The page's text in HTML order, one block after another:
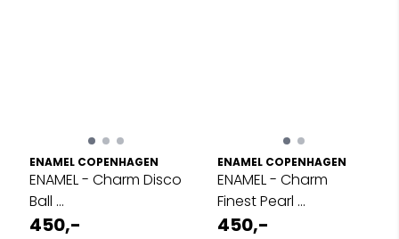
ENAMEL COPENHAGEN
ENAMEL - Charm Disco
Ball ...
450,-
ENAMEL COPENHAGEN
ENAMEL - Charm
Finest Pearl ...
450,-